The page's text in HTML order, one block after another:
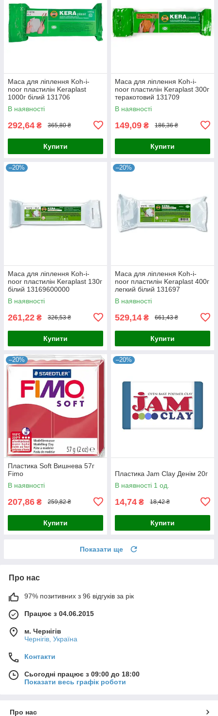
Маса для ліплення Koh-i-
noor пластилін Keraplast
1000г білий 131706
В наявності
292,64 ₴ 365,80 ₴
Купити
Маса для ліплення Koh-i-
noor пластилін Keraplast 300г
теракотовий 131709
В наявності
149,09 ₴ 186,36 ₴
Купити
–20%
Маса для ліплення Koh-i-
noor пластилін Keraplast 130г
білий 13169600000
В наявності
261,22 ₴ 326,53 ₴
Купити
–20%
Маса для ліплення Koh-i-
noor пластилін Keraplast 400г
легкий білий 131697
В наявності
529,14 ₴ 661,43 ₴
Купити
–20%
Пластика Soft Вишнева 57г
Fimo
В наявності
207,86 ₴ 259,82 ₴
Купити
–20%
Пластика Jam Clay Денім 20г
В наявності 1 од.
14,74 ₴ 18,42 ₴
Купити
Показати ще
Про нас
97% позитивних з 96 відгуків за рік
Працює з 04.06.2015
м. Чернігів
Чернігів, Україна
Контакти
Сьогодні працює з 09:00 до 18:00
Показати весь графік роботи
Про нас